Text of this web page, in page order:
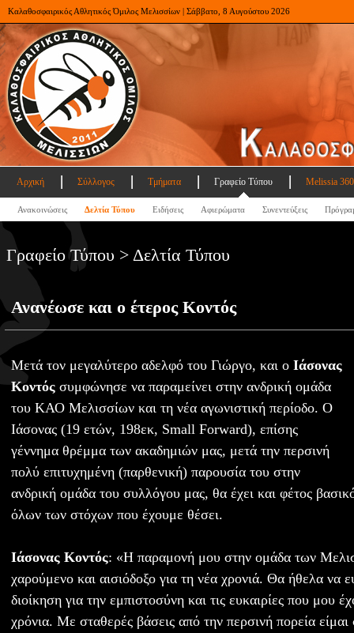
Καλαθοσφαιρικός Αθλητικός Όμιλος Μελισσίων | Σάββατο, 8 Αυγούστου 2026
Αρχική Σύλλογος Τμήματα Γραφείο Τύπου Melissia
Ανακοινώσεις Δελτία Τύπου Ειδήσεις Αφιερώματα Συνεντεύξεις
Γραφείο Τύπου > Δελτία Τύπου
Ανανέωσε και ο έτερος Κοντός
Μετά τον μεγαλύτερο αδελφό του Γιώργο, και ο Ιάσονας
Κοντός συμφώνησε να παραμείνει στην ανδρική ομάδα
του ΚΑΟ Μελισσίων και τη νέα αγωνιστική περίοδο. O
Ιάσονας (19 ετών, 198εκ, Small Forward), επίσης
γέννημα θρέμμα των ακαδημιών μας, μετά την περσινή
πολύ επιτυχημένη (παρθενική) παρουσία του στην
ανδρική ομάδα του συλλόγου μας, θα έχει και φέτος
όλων των στόχων που έχουμε θέσει.
Ιάσονας Κοντός: «Η παραμονή μου στην ομάδα των
χαρούμενο και αισιόδοξο για τη νέα χρονιά. Θα ήθελα να
διοίκηση για την εμπιστοσύνη και τις ευκαιρίες που μου
χρόνια. Με σταθερές βάσεις από την περσινή πορεία